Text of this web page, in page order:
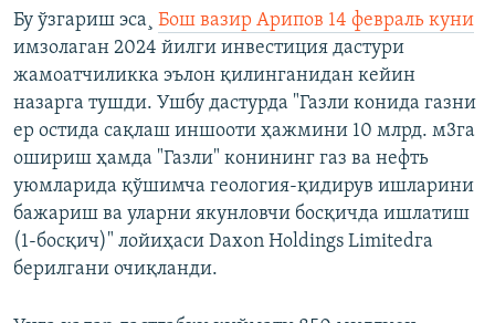
Бу ўзгариш эса¸ Бош вазир Арипов 14 февраль куни
имзолаган 2024 йилги инвестиция дастури
жамоатчиликка эълон қилинганидан кейин
назарга тушди. Ушбу дастурда "Газли конида газни
ер остида сақлаш иншооти ҳажмини 10 млрд. м3га
ошириш ҳамда "Газли" конининг газ ва нефть
уюмларида қўшимча геология-қидирув ишларини
бажариш ва уларни якунловчи босқичда ишлатиш
(1-босқич)" лойиҳаси Daxon Holdings Limitedга
берилгани очиқланди.